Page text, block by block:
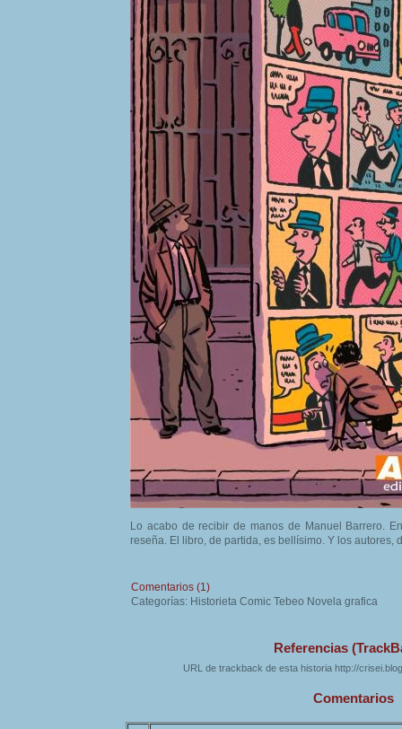
Lo acabo de recibir de manos de Manuel Barrero.
reseña. El libro, de partida, es bellísimo. Y los autores,
Comentarios (1)
Categorías: Historieta Comic Tebeo Novela grafica
Referencias
URL de trackback de esta historia http://
Comentarios